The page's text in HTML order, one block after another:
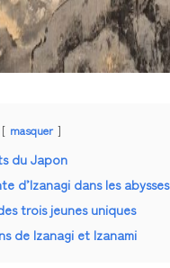
masquer
du Japon
d’Izanagi dans les abysses
trois jeunes uniques
de Izanagi et Izanami